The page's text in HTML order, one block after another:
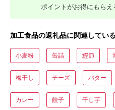
ポイントがお得にもら
加工食品の返礼品に関連してい
小麦粉 缶詰 鰹節
梅干し チーズ バター
カレー 餃子 干し芋